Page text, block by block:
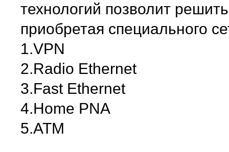
технологий позволит
приобретая специального
1.VPN
2.Radio Ethernet
3.Fast Ethernet
4.Home PNA
5.ATM